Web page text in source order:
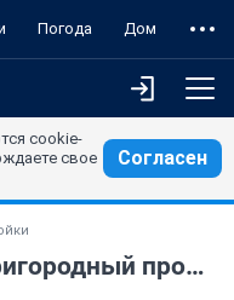
Погода Дом
cookie-
свое
Согласен
Поселок таунхаусов "Пригородный простор" (часть 6)